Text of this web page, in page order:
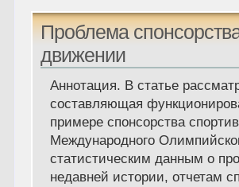
Проблема
движении
Аннотация. В статье
составляющая
примере спонсорства
Международного
статистическим данным о
недавней истории, отчетам